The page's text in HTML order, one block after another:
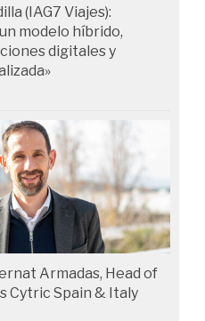
(IAG7 Viajes):
modelo híbrido,
digitales y
Armadas, Head of
Cytric Spain & Italy